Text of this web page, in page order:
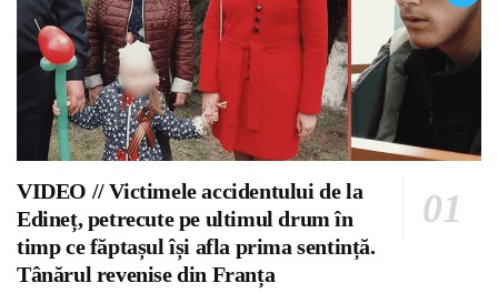
VIDEO // Victimele accidentului de la
Edineț, petrecute pe ultimul drum în
timp ce făptașul își afla prima sentință.
Tânărul revenise din Franța